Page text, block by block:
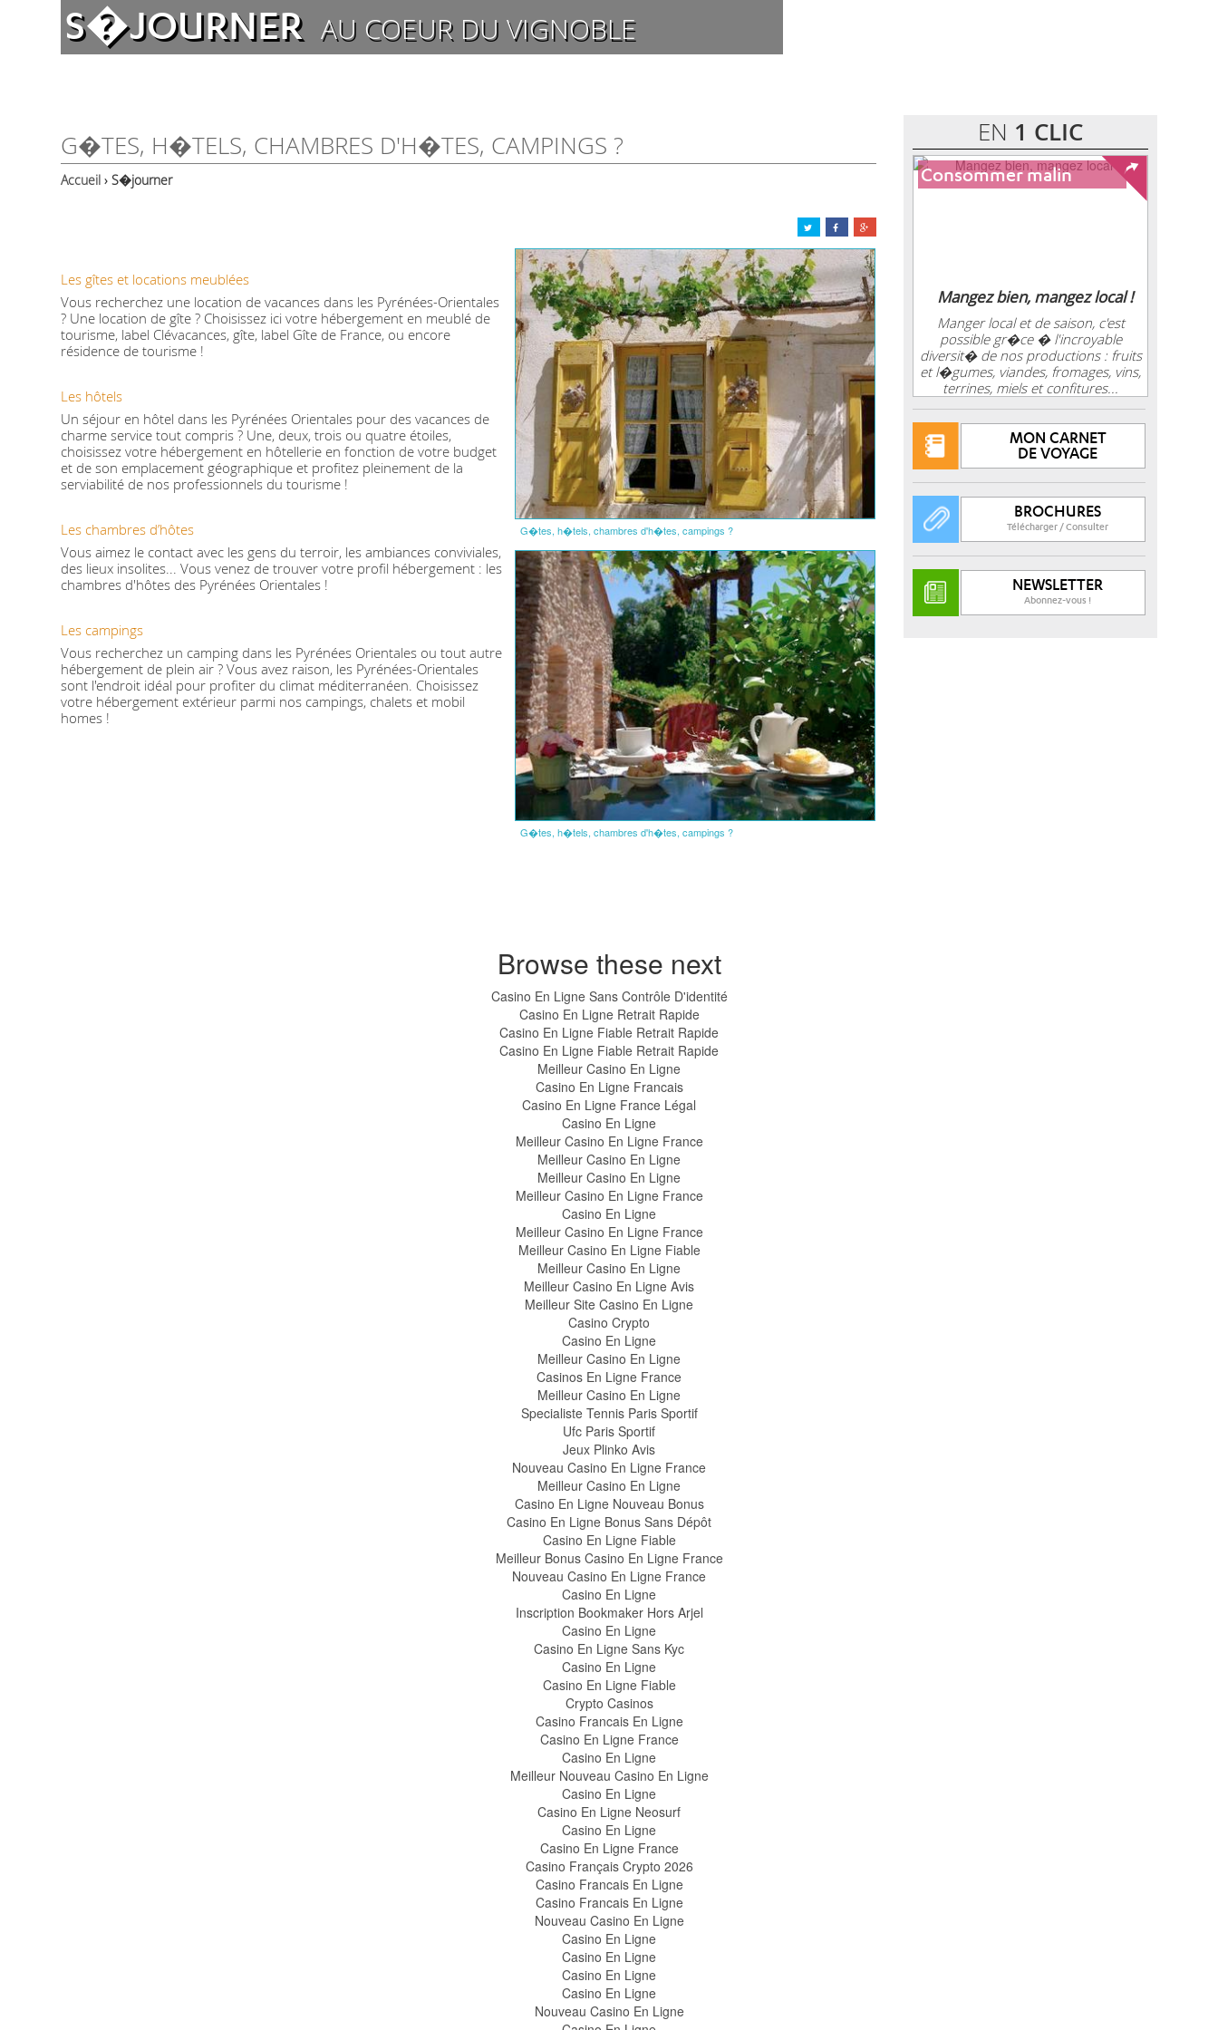
S�JOURNER AU COEUR DU VIGNOBLE
G�TES, H�TELS, CHAMBRES D'H�TES, CAMPINGS ?
Accueil › S�journer
G�tes, h�tels, chambres d'h�tes, campings ?
G�tes, h�tels, chambres d'h�tes, campings ?
Les gîtes et locations meublées
Vous recherchez une location de vacances dans les Pyrénées-Orientales
? Une location de gîte ? Choisissez ici votre hébergement en meublé de
tourisme, label Clévacances, gîte, label Gîte de France, ou encore
résidence de tourisme !
Les hôtels
Un séjour en hôtel dans les Pyrénées Orientales pour des vacances de
charme service tout compris ? Une, deux, trois ou quatre étoiles,
choisissez votre hébergement en hôtellerie en fonction de votre budget
et de son emplacement géographique et profitez pleinement de la
serviabilité de nos professionnels du tourisme !
Les chambres d’hôtes
Vous aimez le contact avec les gens du terroir, les ambiances conviviales,
des lieux insolites... Vous venez de trouver votre profil hébergement : les
chambres d'hôtes des Pyrénées Orientales !
Les campings
Vous recherchez un camping dans les Pyrénées Orientales ou tout autre
hébergement de plein air ? Vous avez raison, les Pyrénées-Orientales
sont l'endroit idéal pour profiter du climat méditerranéen. Choisissez
votre hébergement extérieur parmi nos campings, chalets et mobil
homes !
EN 1 CLIC
Consommer malin
Mangez bien, mangez local !
Manger local et de saison, c'est
possible gr�ce � l'incroyable
diversit� de nos productions : fruits
et l�gumes, viandes, fromages, vins,
terrines, miels et confitures...
MON CARNET
DE VOYAGE
BROCHURES
Télécharger / Consulter
NEWSLETTER
Abonnez-vous !
Browse these next
Casino En Ligne Sans Contrôle D'identité
Casino En Ligne Retrait Rapide
Casino En Ligne Fiable Retrait Rapide
Casino En Ligne Fiable Retrait Rapide
Meilleur Casino En Ligne
Casino En Ligne Francais
Casino En Ligne France Légal
Casino En Ligne
Meilleur Casino En Ligne France
Meilleur Casino En Ligne
Meilleur Casino En Ligne
Meilleur Casino En Ligne France
Casino En Ligne
Meilleur Casino En Ligne France
Meilleur Casino En Ligne Fiable
Meilleur Casino En Ligne
Meilleur Casino En Ligne Avis
Meilleur Site Casino En Ligne
Casino Crypto
Casino En Ligne
Meilleur Casino En Ligne
Casinos En Ligne France
Meilleur Casino En Ligne
Specialiste Tennis Paris Sportif
Ufc Paris Sportif
Jeux Plinko Avis
Nouveau Casino En Ligne France
Meilleur Casino En Ligne
Casino En Ligne Nouveau Bonus
Casino En Ligne Bonus Sans Dépôt
Casino En Ligne Fiable
Meilleur Bonus Casino En Ligne France
Nouveau Casino En Ligne France
Casino En Ligne
Inscription Bookmaker Hors Arjel
Casino En Ligne
Casino En Ligne Sans Kyc
Casino En Ligne
Casino En Ligne Fiable
Crypto Casinos
Casino Francais En Ligne
Casino En Ligne France
Casino En Ligne
Meilleur Nouveau Casino En Ligne
Casino En Ligne
Casino En Ligne Neosurf
Casino En Ligne
Casino En Ligne France
Casino Français Crypto 2026
Casino Francais En Ligne
Casino Francais En Ligne
Nouveau Casino En Ligne
Casino En Ligne
Casino En Ligne
Casino En Ligne
Casino En Ligne
Nouveau Casino En Ligne